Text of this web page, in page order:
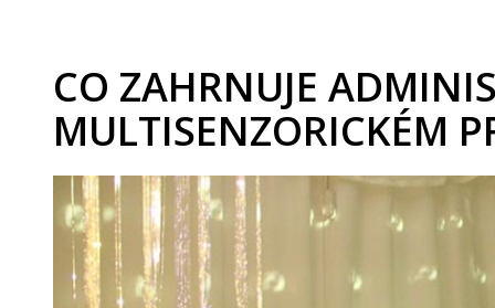
CO ZAHRNUJE
MULTISENZORICKÉM